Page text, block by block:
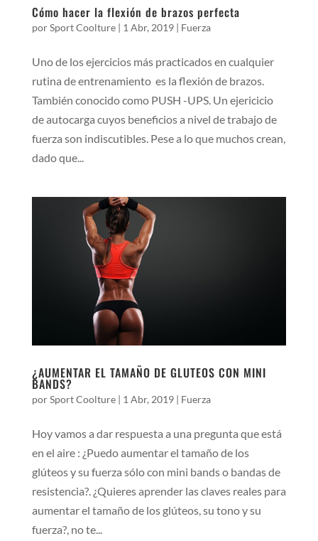
Cómo hacer la flexión de brazos perfecta
porSport Coolture| 1 Abr, 2019| Fuerza
Uno de los ejercicios más practicados en cualquier
rutina de entrenamiento es la flexión de brazos.
También conocido como PUSH -UPS. Un ejericicio
de autocarga cuyos beneficios a nivel de trabajo de
fuerza son indiscutibles. Pese a lo que muchos crean,
dado que...
¿AUMENTAR EL TAMAÑO DE GLUTEOS CON MINI
BANDS?
porSport Coolture| 1 Abr, 2019| Fuerza
Hoy vamos a dar respuesta a una pregunta que está
en el aire : ¿Puedo aumentar el tamaño de los
glúteos y su fuerza sólo con mini bands o bandas de
resistencia?. ¿Quieres aprender las claves reales para
aumentar el tamaño de los glúteos, su tono y su
fuerza?, no te...